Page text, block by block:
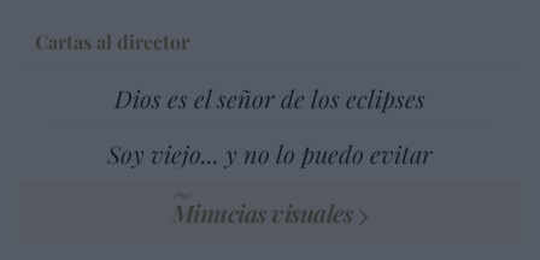
Cartas al director
Dios es el señor de los eclipses
Soy viejo... y no lo puedo evitar
Minucias visuales